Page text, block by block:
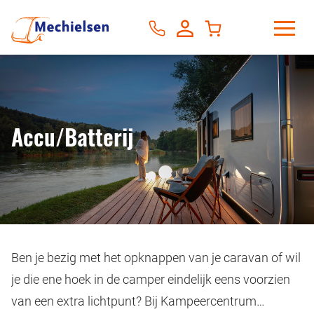
Accu/Batterij
Ben je bezig met het opknappen van je caravan of wil
je die ene hoek in de camper eindelijk eens voorzien
van een extra lichtpunt? Bij Kampeercentrum